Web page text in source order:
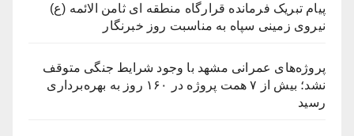
پیام تبریک فرمانده قرارگاه منطقه ای ثامن الائمه (ع)
نیروی زمینی سپاه به مناسبت روز خبرنگار
پروژه‌های عمرانی مشهد با وجود شرایط جنگی متوقف
نشد؛ بیش از ۷ همت پروژه در ۱۶۰ روز به بهره‌برداری
رسید